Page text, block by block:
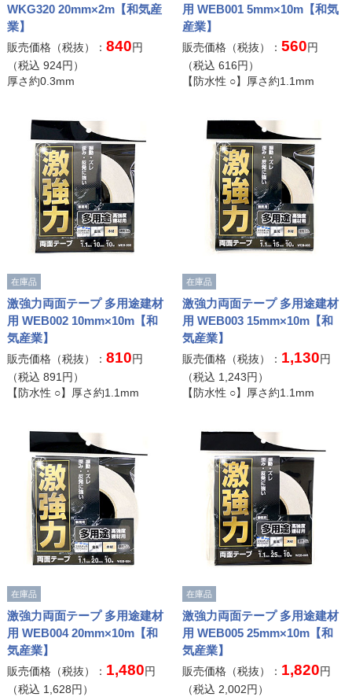
WKG320 20mm×2m【和気産
業】
販売価格（税抜）： 840円
（税込 924円）
厚さ約0.3mm
用 WEB001 5mm×10m【和気
産業】
販売価格（税抜）：560円
（税込616円）
【防水性 ○】厚さ約1.1mm
在庫品
激強力両面テープ 多用途建材
用 WEB002 10mm×10m【和
気産業】
販売価格（税抜）： 810円
（税込 891 円）
【防水性 ○】厚さ約1.1mm
在庫品
激強力両面テープ 多用途建材
用 WEB003 15mm×10m【和
気産業】
販売価格（税抜）： 1,130円
（税込 1,243円）
【防水性 ○】厚さ約1.1mm
在庫品
激強力両面テープ 多用途建材
用 WEB004 20mm×10m【和
気産業】
販売価格（税抜）： 1,480円
（税込 1,628円）
在庫品
激強力両面テープ 多用途建材
用 WEB005 25mm×10m【和
気産業】
販売価格（税抜）： 1,820円
（税込 2,002円）